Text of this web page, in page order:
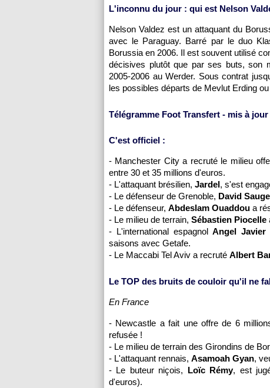
L'inconnu du jour : qui est Nelson
Nelson Valdez est un attaquant du
avec le Paraguay. Barré par le duo
Borussia en 2006. Il est souvent utilisé
décisives plutôt que par ses buts, son
2005-2006 au Werder. Sous contrat
les possibles départs de Mevlut Erding
Télégramme Foot Transfert - mis à
C'est officiel :
- Manchester City a recruté le milieu
entre 30 et 35 millions d'euros.
- L'attaquant brésilien, Jardel, s'est
- Le défenseur de Grenoble, David
- Le défenseur, Abdeslam Ouaddou a
- Le milieu de terrain, Sébastien Piocelle
- L'international espagnolAngel Javier
saisons avec Getafe.
- Le Maccabi Tel Aviv a recruté Albert
Le TOP des bruits de couloir qu'il ne
En France
- Newcastle a fait une offre de 6
refusée !
- Le milieu de terrain des Girondins de
- L'attaquant rennais, Asamoah Gyan,
- Le buteur niçois, Loïc Rémy, est
d'euros).